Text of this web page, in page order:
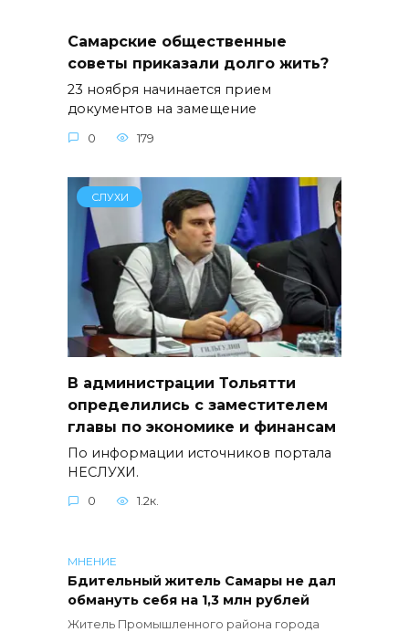
Самарские общественные
советы приказали долго жить?
23 ноября начинается прием
документов на замещение
0 179
СЛУХИ
В администрации Тольятти
определились с заместителем
главы по экономике и финансам
По информации источников портала
НЕСЛУХИ.
0 1.2к.
МНЕНИЕ
Бдительный житель Самары не дал
обмануть себя на 1,3 млн рублей
Житель Промышленного района города